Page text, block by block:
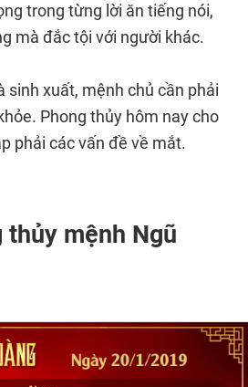
trong từng lời ăn tiếng nói,
mà đắc tội với người khác.
sinh xuất, mệnh chủ cần phải
Phong thủy hôm nay cho
phải các vấn đề về mắt.
thủy mệnh Ngũ